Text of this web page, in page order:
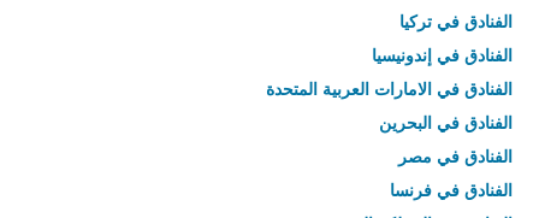
الفنادق في تركيا
الفنادق في إندونيسيا
الفنادق في الامارات العربية المتحدة
الفنادق في البحرين
الفنادق في مصر
الفنادق في فرنسا